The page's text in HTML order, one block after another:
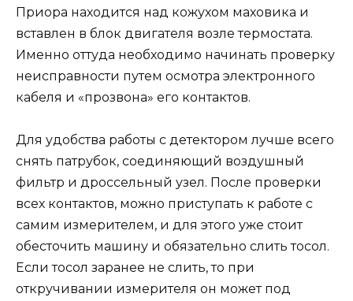
Приора находится над кожухом маховика и
вставлен в блок двигателя возле термостата.
Именно оттуда необходимо начинать проверку
неисправности путем осмотра электронного
кабеля и «прозвона» его контактов.
Для удобства работы с детектором лучше всего
снять патрубок, соединяющий воздушный
фильтр и дроссельный узел. После проверки
всех контактов, можно приступать к работе с
самим измерителем, и для этого уже стоит
обесточить машину и обязательно слить тосол.
Если тосол заранее не слить, то при
откручивании измерителя он может под